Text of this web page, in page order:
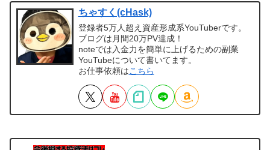
ちゃすく(cHask)
登録者5万人超え資産形成系YouTuberです。
ブログは月間20万PV達成！
noteでは入金力を簡単に上げるための副業
YouTubeについて書いてます。
お仕事依頼はこちら